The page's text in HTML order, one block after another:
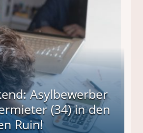
Asylbewerber
(34) in den
Ruin!